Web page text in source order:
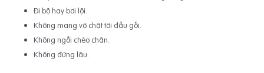
Đi bộ hay bơi lội.
Không mang vớ chật tới đầu gối.
Không ngồi chéo chân.
Không đứng lâu.